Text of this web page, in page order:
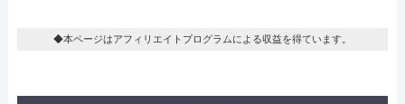
◆本ページはアフィリエイトプログラムによる収益を得ています。